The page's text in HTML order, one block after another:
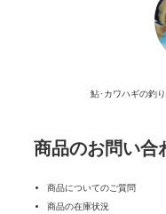
鮎･カワハギの釣
商品のお問い合
商品についてのご質問
商品の在庫状況